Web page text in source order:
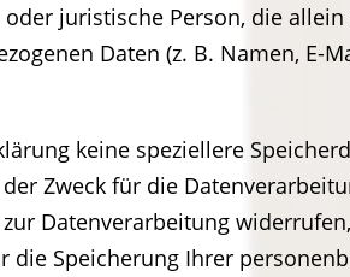
juristische Person, die
Daten (z. B. Namen, E-
keine speziellere
Zweck für die
Datenverarbeitung
Speicherung Ihrer